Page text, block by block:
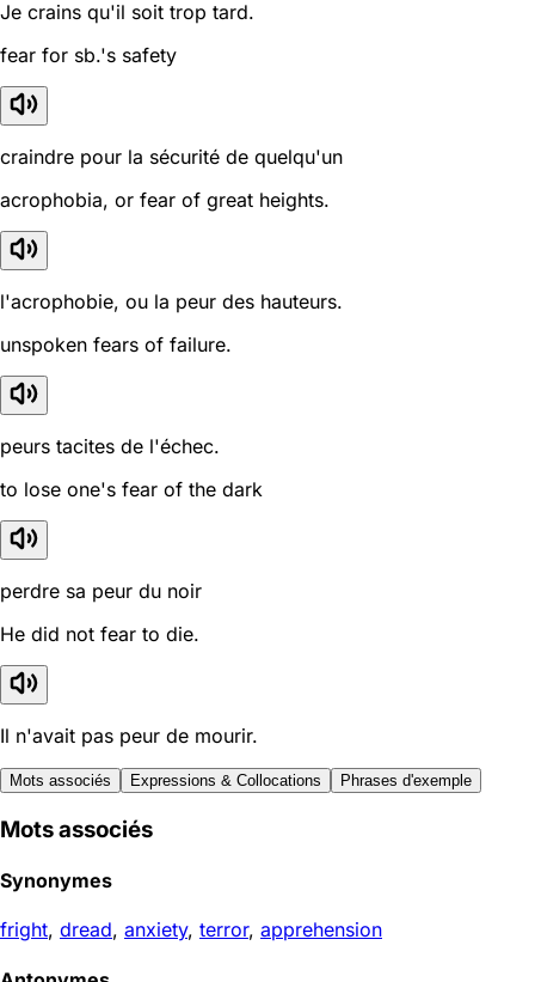
Je crains qu'il soit trop tard.
fear for sb.'s safety
craindre pour la sécurité de quelqu'un
acrophobia, or fear of great heights.
l'acrophobie, ou la peur des hauteurs.
unspoken fears of failure.
peurs tacites de l'échec.
to lose one's fear of the dark
perdre sa peur du noir
He did not fear to die.
Il n'avait pas peur de mourir.
Mots associés Expressions & Collocations Phrases d'exemple
Mots associés
Synonymes
fright, dread, anxiety, terror, apprehension